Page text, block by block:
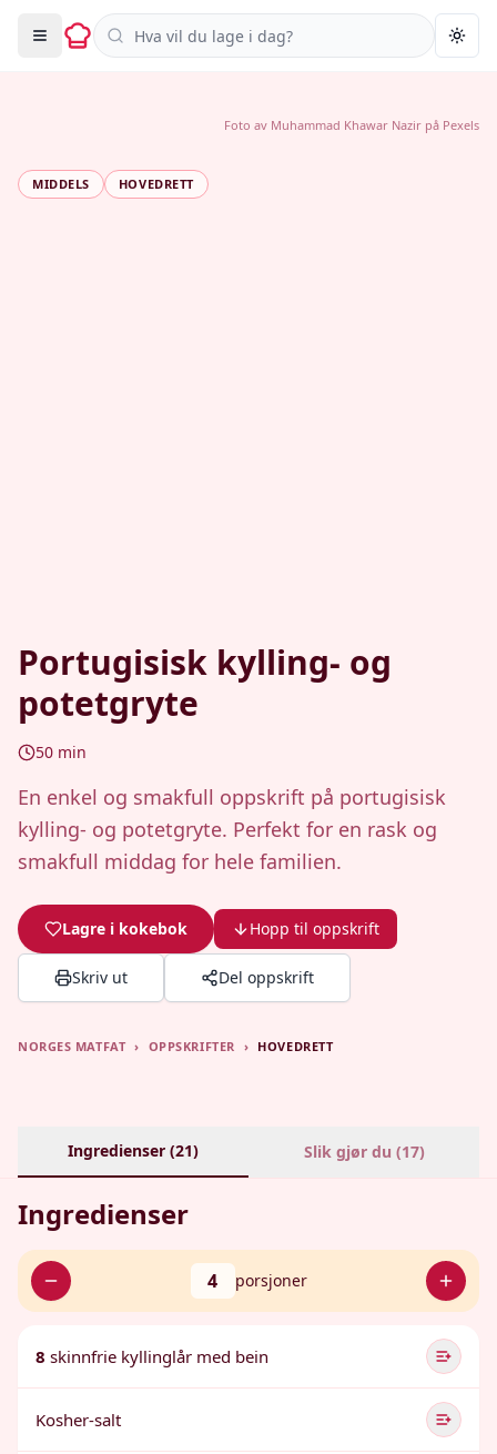
Søk i oppskrifter
MIDDELS HOVEDRETT
Portugisisk kylling- og
potetgryte
50 min
En enkel og smakfull oppskrift på portugisisk
kylling- og potetgryte. Perfekt for en rask og
smakfull middag for hele familien.
Lagre i kokebok Hopp til oppskrift
Skriv ut Del oppskrift
Foto av Muhammad Khawar Nazir på Pexels
NORGES MATFAT › OPPSKRIFTER › HOVEDRETT
Ingredienser (21) Slik gjør du (17)
Ingredienser
4 porsjoner
8 skinnfrie kyllinglår med bein
Kosher-salt